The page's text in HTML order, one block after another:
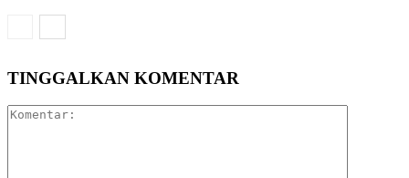
TINGGALKAN KOMENTAR